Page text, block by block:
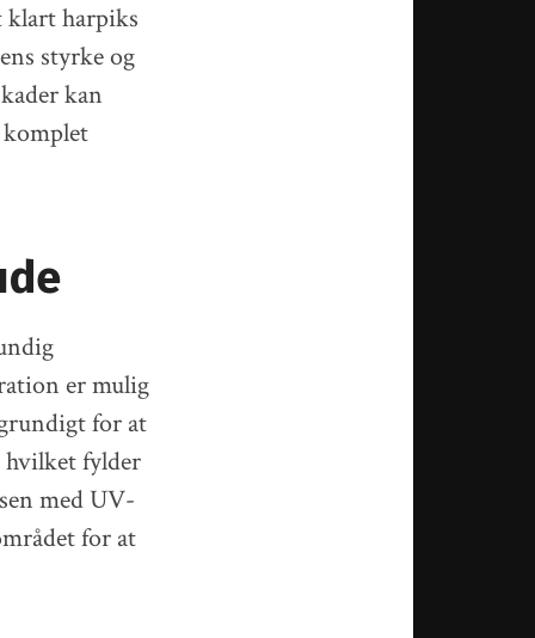
harpiks
styrke og
kan
er mulig
for at
hvilket fylder
med UV-
for at